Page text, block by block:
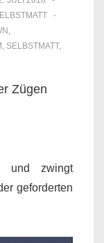
,
, SELBSTMATT,
Zügen
und zwingt
geforderten